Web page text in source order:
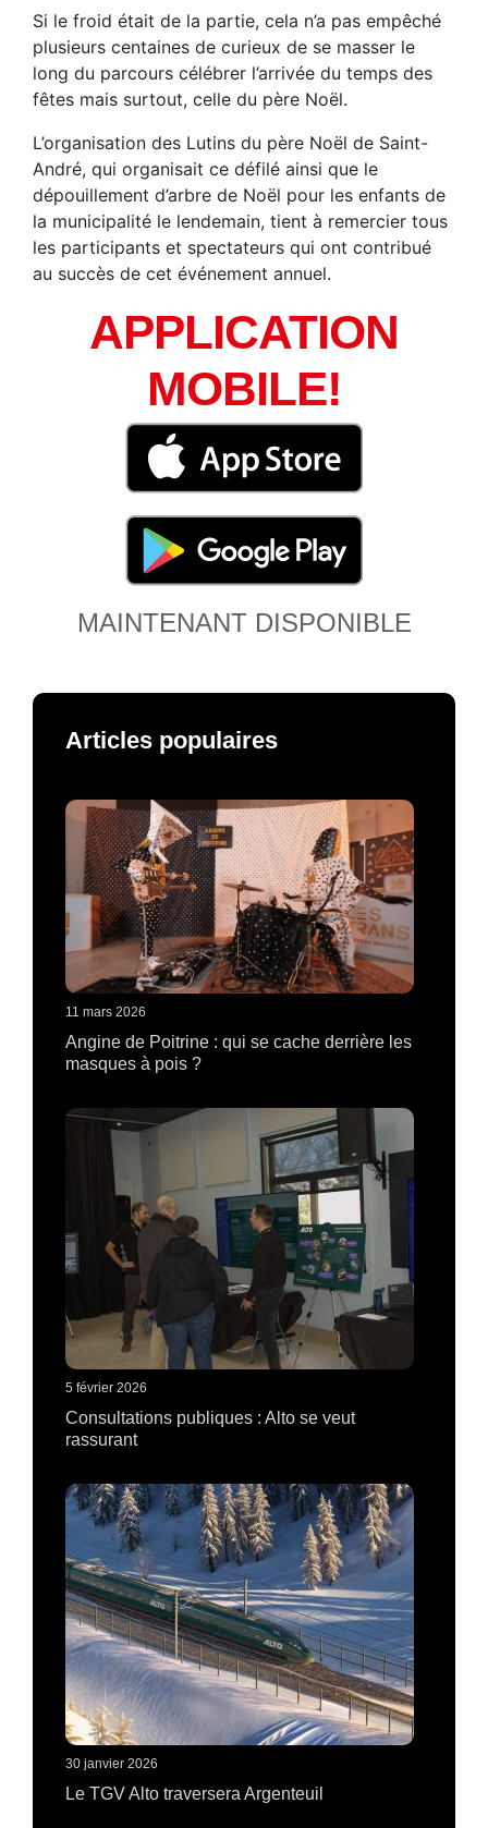
Si le froid était de la partie, cela n’a pas empêché
plusieurs centaines de curieux de se masser le
long du parcours célébrer l’arrivée du temps des
fêtes mais surtout, celle du père Noël.
L’organisation des Lutins du père Noël de Saint-
André, qui organisait ce défilé ainsi que le
dépouillement d’arbre de Noël pour les enfants de
la municipalité le lendemain, tient à remercier tous
les participants et spectateurs qui ont contribué
au succès de cet événement annuel.
APPLICATION
MOBILE!
MAINTENANT DISPONIBLE
Articles populaires
11 mars 2026
Angine de Poitrine : qui se cache derrière les
masques à pois ?
5 février 2026
Consultations publiques : Alto se veut
rassurant
30 janvier 2026
Le TGV Alto traversera Argenteuil